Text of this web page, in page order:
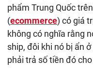
phẩm Trung Quốc
(ecommerce) có giá
không có nghĩa rằng
ship, đôi khi nó bị ẩn
phải trả số tiền đó